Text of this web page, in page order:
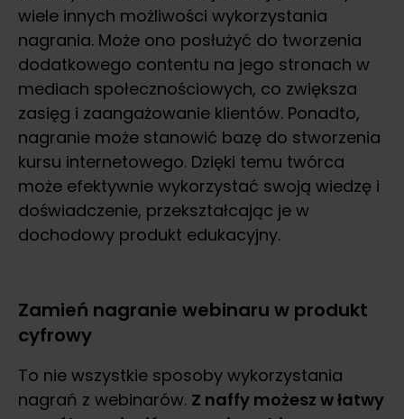
wiele innych możliwości wykorzystania
nagrania. Może ono posłużyć do tworzenia
dodatkowego contentu na jego stronach w
mediach społecznościowych, co zwiększa
zasięg i zaangażowanie klientów. Ponadto,
nagranie może stanowić bazę do stworzenia
kursu internetowego. Dzięki temu twórca
może efektywnie wykorzystać swoją wiedzę i
doświadczenie, przekształcając je w
dochodowy produkt edukacyjny.
Zamień nagranie webinaru w produkt
cyfrowy
To nie wszystkie sposoby wykorzystania
nagrań z webinarów. Z naffy możesz w łatwy